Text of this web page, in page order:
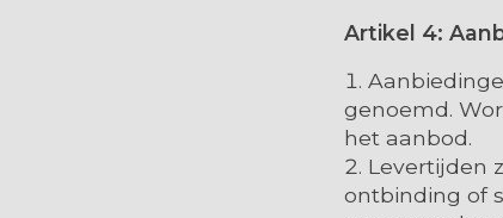
Artikel 4:
genoemd.
het aanbod.
Levertijden
ontbinding of